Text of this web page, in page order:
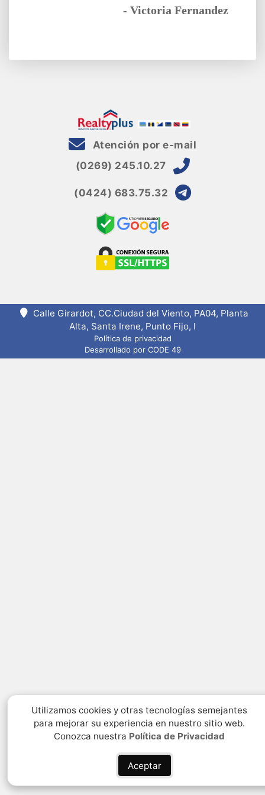
Utilizamos cookies y otras tecnologías semejantes
para mejorar su experiencia en nuestro sitio web.
Conozca nuestra Política de Privacidad
Aceptar
- Victoria Fernandez
Atención por e-mail
(0269) 245.10.27
Alta, Santa Irene, Punto Fijo, I
Política de privacidad
Desarrollado por CODE 49